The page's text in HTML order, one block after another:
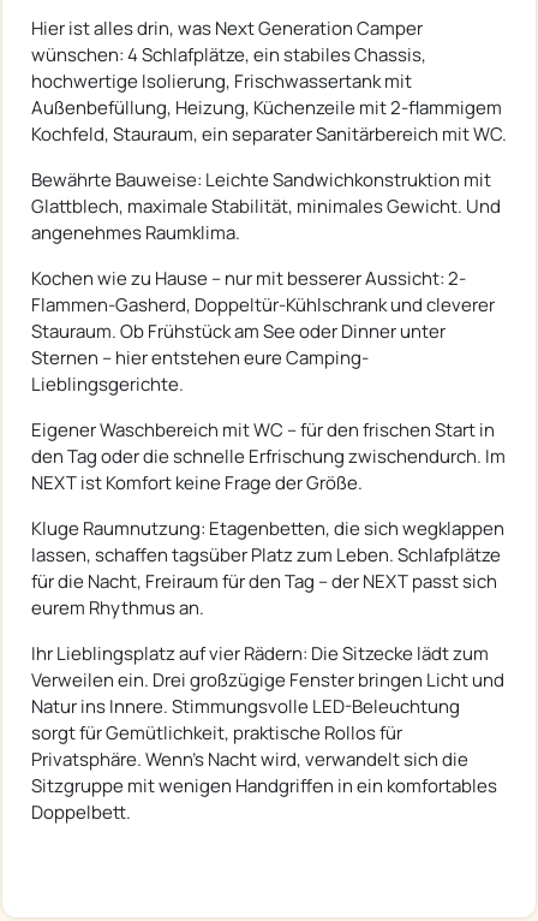
Hier ist alles drin, was Next Generation Camper
wünschen: 4 Schlafplätze, ein stabiles Chassis,
hochwertige Isolierung, Frischwassertank mit
Außenbefüllung, Heizung, Küchenzeile mit 2-flammigem
Kochfeld, Stauraum, ein separater Sanitärbereich mit WC.
Bewährte Bauweise: Leichte Sandwichkonstruktion mit
Glattblech, maximale Stabilität, minimales Gewicht. Und
angenehmes Raumklima.
Kochen wie zu Hause – nur mit besserer Aussicht: 2-
Flammen-Gasherd, Doppeltür-Kühlschrank und cleverer
Stauraum. Ob Frühstück am See oder Dinner unter
Sternen – hier entstehen eure Camping-
Lieblingsgerichte.
Eigener Waschbereich mit WC – für den frischen Start in
den Tag oder die schnelle Erfrischung zwischendurch. Im
NEXT ist Komfort keine Frage der Größe.
Kluge Raumnutzung: Etagenbetten, die sich wegklappen
lassen, schaffen tagsüber Platz zum Leben. Schlafplätze
für die Nacht, Freiraum für den Tag – der NEXT passt sich
eurem Rhythmus an.
Ihr Lieblingsplatz auf vier Rädern: Die Sitzecke lädt zum
Verweilen ein. Drei großzügige Fenster bringen Licht und
Natur ins Innere. Stimmungsvolle LED-Beleuchtung
sorgt für Gemütlichkeit, praktische Rollos für
Privatsphäre. Wenn's Nacht wird, verwandelt sich die
Sitzgruppe mit wenigen Handgriffen in ein komfortables
Doppelbett.